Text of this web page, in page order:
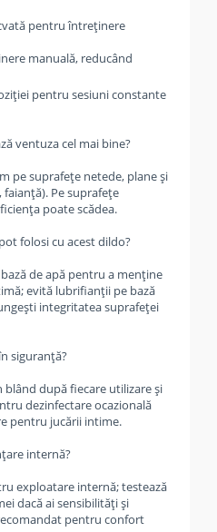
pentru întreținere
manuală, reducând
pentru sesiuni constante
ventuza cel mai bine?
pe suprafețe netede, plane și
faianță). Pe suprafețe
poate scădea.
folosi cu acest dildo?
de apă pentru a menține
evită lubrifianții pe bază
integritatea suprafeței
siguranță?
blând după fiecare utilizare și
dezinfectare ocazională
pentru jucării intime.
internă?
exploatare internă; testează
dacă ai sensibilități și
pentru confort